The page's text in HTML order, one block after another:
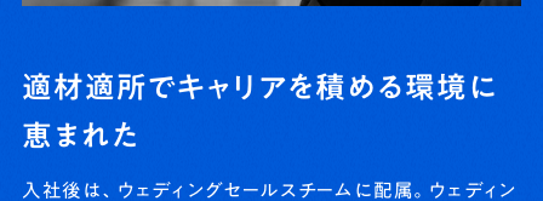
適材適所でキャリアを積める環境に
恵まれた
入社後は、ウェディングセールスチームに配属。ウェディン